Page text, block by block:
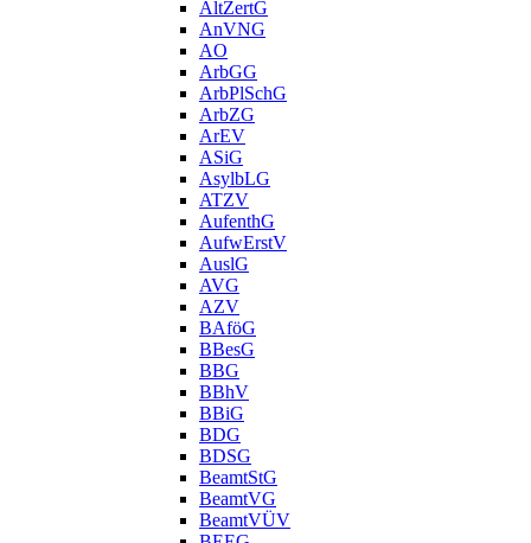
AltZertG
AnVNG
AO
ArbGG
ArbPlSchG
ArbZG
ArEV
ASiG
AsylbLG
ATZV
AufenthG
AufwErstV
AuslG
AVG
AZV
BAföG
BBesG
BBG
BBhV
BBiG
BDG
BDSG
BeamtStG
BeamtVG
BeamtVÜV